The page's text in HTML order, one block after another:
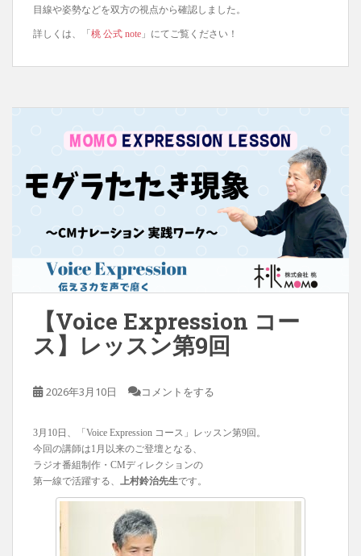
目線や姿勢などを双方の視点から確認しました。
詳しくは、「 桃 公式 note 」にてご覧ください！
【Voice Expression コー
ス】レッスン第9回
2026年3月10日 コメントをする
3月10日、「Voice Expression コース」レッスン第9回。
今回の講師は1月以来のご登壇となる、
ラジオ番組制作・CMディレクションの
第一線で活躍する、
上村鈴治先生です。